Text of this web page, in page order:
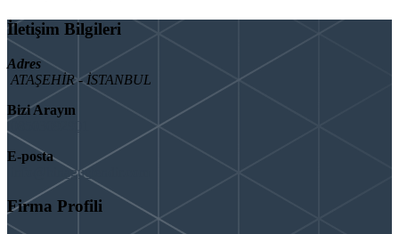
İletişim Bilgileri
Adres
ATAŞEHİR - İSTANBUL
Bizi Arayın
E-posta
info@binaguclendir.com
Firma Profili